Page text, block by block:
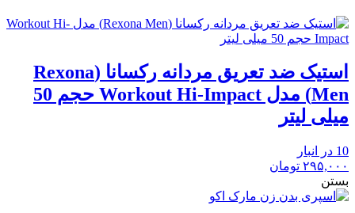
استیک ضد تعریق مردانه رکسانا (Rexona
Men) مدل Workout Hi-Impact حجم 50
میلی لیتر
10 در انبار
۲۹۵,۰۰۰ تومان
بستن